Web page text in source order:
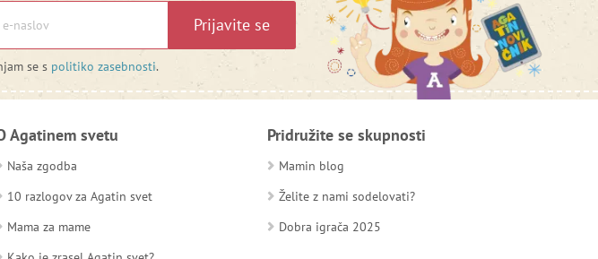
Prijavite se
se s politiko zasebnosti.
Agatinem svetu
Naša zgodba
10 razlogov za Agatin svet
Mama za mame
Pridružite se skupnosti
Mamin blog
Želite z nami sodelovati?
Dobra igrača 2025